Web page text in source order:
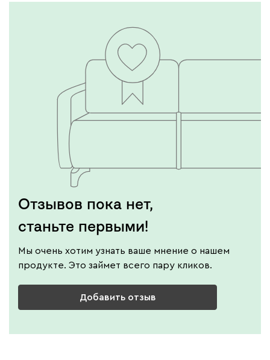
Отзывов пока нет,
станьте первыми!
Мы очень хотим узнать ваше мнение о нашем
продукте. Это займет всего пару кликов.
Добавить отзыв